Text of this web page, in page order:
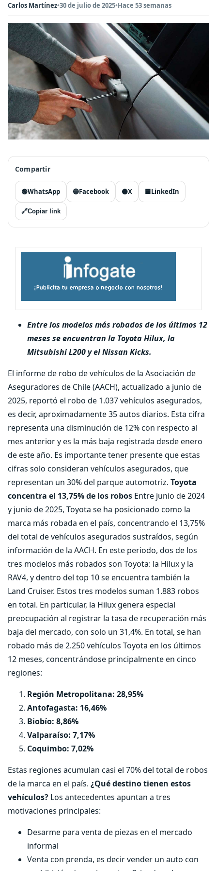
Carlos Martínez•30 de julio de 2025•Hace 53 semanas
Compartir
🟢WhatsApp 🔵Facebook ⚫X 🟦LinkedIn
🔗Copiar link
Entre los modelos más robados de los últimos 12
meses se encuentran la Toyota Hilux, la
Mitsubishi L200 y el Nissan Kicks.
El informe de robo de vehículos de la Asociación de
Aseguradores de Chile (AACH), actualizado a junio de
2025, reportó el robo de 1.037 vehículos asegurados,
es decir, aproximadamente 35 autos diarios. Esta cifra
representa una disminución de 12% con respecto al
mes anterior y es la más baja registrada desde enero
de este año. Es importante tener presente que estas
cifras solo consideran vehículos asegurados, que
representan un 30% del parque automotriz. Toyota
concentra el 13,75% de los robos Entre junio de 2024
y junio de 2025, Toyota se ha posicionado como la
marca más robada en el país, concentrando el 13,75%
del total de vehículos asegurados sustraídos, según
información de la AACH. En este periodo, dos de los
tres modelos más robados son Toyota: la Hilux y la
RAV4, y dentro del top 10 se encuentra también la
Land Cruiser. Estos tres modelos suman 1.883 robos
en total. En particular, la Hilux genera especial
preocupación al registrar la tasa de recuperación más
baja del mercado, con solo un 31,4%. En total, se han
robado más de 2.250 vehículos Toyota en los últimos
12 meses, concentrándose principalmente en cinco
regiones:
Región Metropolitana: 28,95%
Antofagasta: 16,46%
Biobío: 8,86%
Valparaíso: 7,17%
Coquimbo: 7,02%
Estas regiones acumulan casi el 70% del total de robos
de la marca en el país. ¿Qué destino tienen estos
vehículos? Los antecedentes apuntan a tres
motivaciones principales:
Desarme para venta de piezas en el mercado
informal
Venta con prenda, es decir vender un auto con